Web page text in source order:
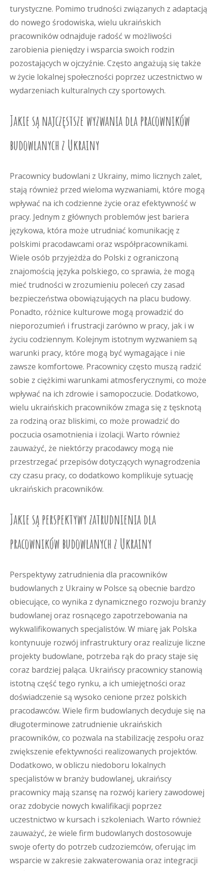
turystyczne. Pomimo trudności związanych z adaptacją
do nowego środowiska, wielu ukraińskich
pracowników odnajduje radość w możliwości
zarobienia pieniędzy i wsparcia swoich rodzin
pozostających w ojczyźnie. Często angażują się także
w życie lokalnej społeczności poprzez uczestnictwo w
wydarzeniach kulturalnych czy sportowych.
Jakie są najczęstsze wyzwania dla pracowników
budowlanych z Ukrainy
Pracownicy budowlani z Ukrainy, mimo licznych zalet,
stają również przed wieloma wyzwaniami, które mogą
wpływać na ich codzienne życie oraz efektywność w
pracy. Jednym z głównych problemów jest bariera
językowa, która może utrudniać komunikację z
polskimi pracodawcami oraz współpracownikami.
Wiele osób przyjeżdża do Polski z ograniczoną
znajomością języka polskiego, co sprawia, że mogą
mieć trudności w zrozumieniu poleceń czy zasad
bezpieczeństwa obowiązujących na placu budowy.
Ponadto, różnice kulturowe mogą prowadzić do
nieporozumień i frustracji zarówno w pracy, jak i w
życiu codziennym. Kolejnym istotnym wyzwaniem są
warunki pracy, które mogą być wymagające i nie
zawsze komfortowe. Pracownicy często muszą radzić
sobie z ciężkimi warunkami atmosferycznymi, co może
wpływać na ich zdrowie i samopoczucie. Dodatkowo,
wielu ukraińskich pracowników zmaga się z tęsknotą
za rodziną oraz bliskimi, co może prowadzić do
poczucia osamotnienia i izolacji. Warto również
zauważyć, że niektórzy pracodawcy mogą nie
przestrzegać przepisów dotyczących wynagrodzenia
czy czasu pracy, co dodatkowo komplikuje sytuację
ukraińskich pracowników.
Jakie są perspektywy zatrudnienia dla
pracowników budowlanych z Ukrainy
Perspektywy zatrudnienia dla pracowników
budowlanych z Ukrainy w Polsce są obecnie bardzo
obiecujące, co wynika z dynamicznego rozwoju branży
budowlanej oraz rosnącego zapotrzebowania na
wykwalifikowanych specjalistów. W miarę jak Polska
kontynuuje rozwój infrastruktury oraz realizuje liczne
projekty budowlane, potrzeba rąk do pracy staje się
coraz bardziej paląca. Ukraińscy pracownicy stanowią
istotną część tego rynku, a ich umiejętności oraz
doświadczenie są wysoko cenione przez polskich
pracodawców. Wiele firm budowlanych decyduje się na
długoterminowe zatrudnienie ukraińskich
pracowników, co pozwala na stabilizację zespołu oraz
zwiększenie efektywności realizowanych projektów.
Dodatkowo, w obliczu niedoboru lokalnych
specjalistów w branży budowlanej, ukraińscy
pracownicy mają szansę na rozwój kariery zawodowej
oraz zdobycie nowych kwalifikacji poprzez
uczestnictwo w kursach i szkoleniach. Warto również
zauważyć, że wiele firm budowlanych dostosowuje
swoje oferty do potrzeb cudzoziemców, oferując im
wsparcie w zakresie zakwaterowania oraz integracji